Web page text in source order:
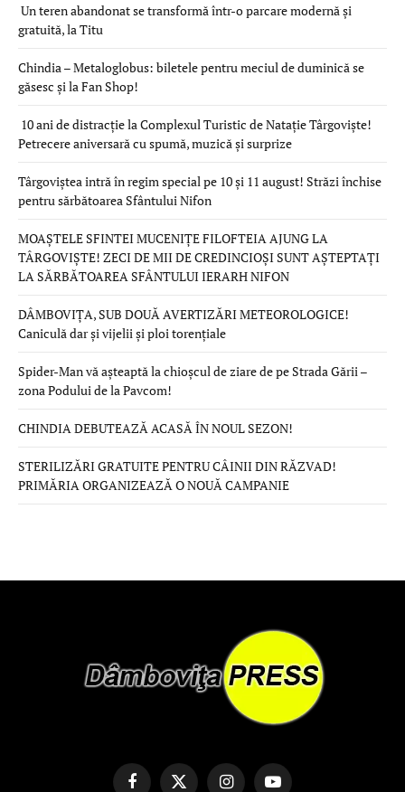
Un teren abandonat se transformă într-o parcare modernă și
gratuită, la Titu
Chindia – Metaloglobus: biletele pentru meciul de duminică se
găsesc și la Fan Shop!
10 ani de distracție la Complexul Turistic de Natație Târgoviște!
Petrecere aniversară cu spumă, muzică și surprize
Târgoviștea intră în regim special pe 10 și 11 august! Străzi închise
pentru sărbătoarea Sfântului Nifon
MOAȘTELE SFINTEI MUCENIȚE FILOFTEIA AJUNG LA
TÂRGOVIȘTE! ZECI DE MII DE CREDINCIOȘI SUNT AȘTEPTAȚI
LA SĂRBĂTOAREA SFÂNTULUI IERARH NIFON
DÂMBOVIȚA, SUB DOUĂ AVERTIZĂRI METEOROLOGICE!
Caniculă dar și vijelii și ploi torențiale
Spider-Man vă așteaptă la chioșcul de ziare de pe Strada Gării –
zona Podului de la Pavcom!
CHINDIA DEBUTEAZĂ ACASĂ ÎN NOUL SEZON!
STERILIZĂRI GRATUITE PENTRU CÂINII DIN RĂZVAD!
PRIMĂRIA ORGANIZEAZĂ O NOUĂ CAMPANIE